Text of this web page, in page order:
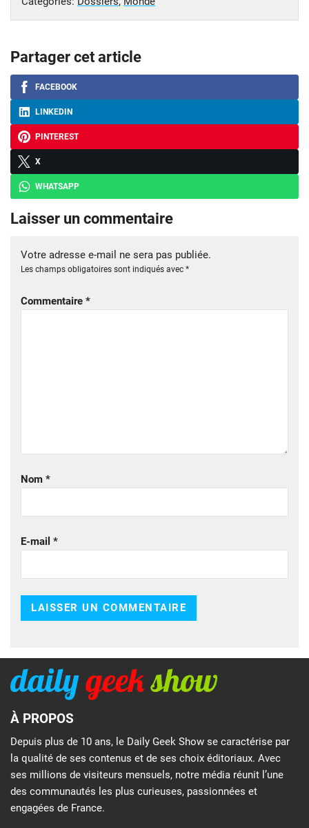
Partager cet article
FACEBOOK
LINKEDIN
PINTEREST
X
WHATSAPP
Laisser un commentaire
Votre adresse e-mail ne sera pas publiée.
Les champs obligatoires sont indiqués avec *
Commentaire *
Nom *
E-mail *
À PROPOS
Depuis plus de 10 ans, le Daily Geek Show se caractérise par
la qualité de ses contenus et de ses choix éditoriaux. Avec
ses millions de visiteurs mensuels, notre média réunit l’une
des communautés les plus curieuses, passionnées et
engagées de France.